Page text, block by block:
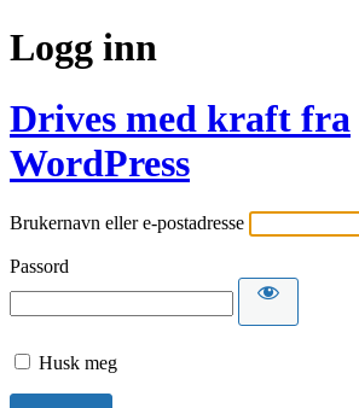
Logg inn
Drives med kraft fra
WordPress
Brukernavn eller e-postadresse
Passord
Husk meg